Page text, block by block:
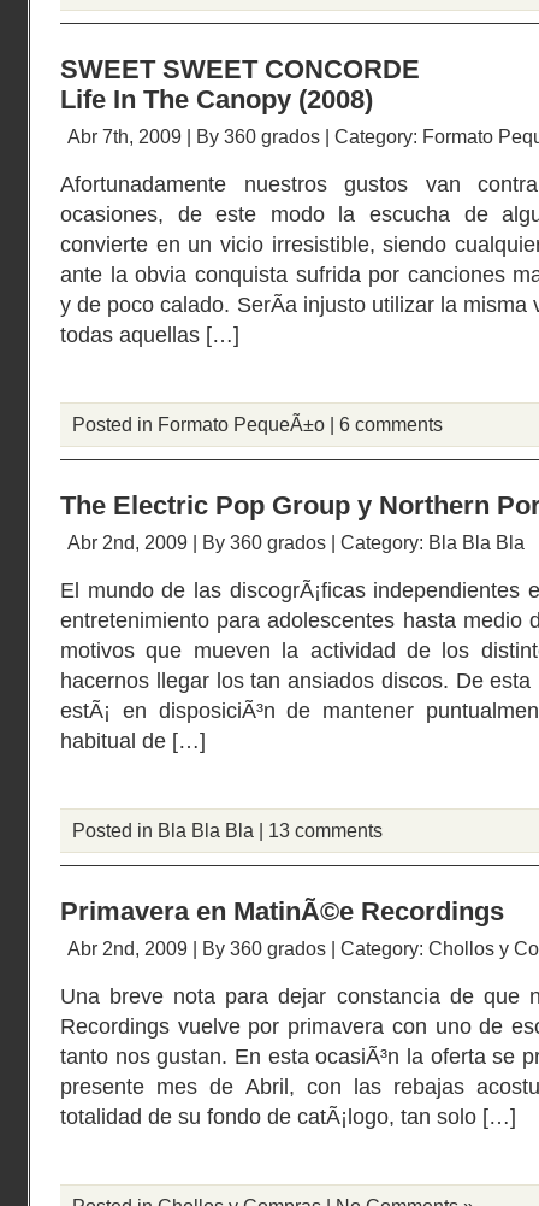
SWEET SWEET CONCORDE
Life In The Canopy (2008)
Abr 7th, 2009 | By 360 grados | Category: Formato
Afortunadamente nuestros gustos van
ocasiones, de este modo la escucha de
convierte en un vicio irresistible, siendo
ante la obvia conquista sufrida por canciones
y de poco calado. SerÃ­a injusto utilizar la misma
todas aquellas […]
Posted in Formato PequeÃ±o | 6 comments
The Electric Pop Group y Northern
Abr 2nd, 2009 | By 360 grados | Category: Bla Bla Bla
El mundo de las discogrÃ¡ficas independientes
entretenimiento para adolescentes hasta medio
motivos que mueven la actividad de los
hacernos llegar los tan ansiados discos. De
estÃ¡ en disposiciÃ³n de mantener
habitual de […]
Posted in Bla Bla Bla | 13 comments
Primavera en MatinÃ©e Recordings
Abr 2nd, 2009 | By 360 grados | Category: Chollos y
Una breve nota para dejar constancia de que
Recordings vuelve por primavera con uno de
tanto nos gustan. En esta ocasiÃ³n la oferta se
presente mes de Abril, con las rebajas
totalidad de su fondo de catÃ¡logo, tan solo […]